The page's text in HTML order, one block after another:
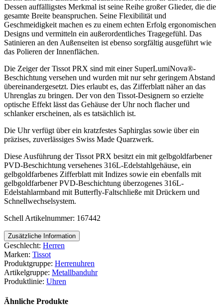
Dessen auffälligstes Merkmal ist seine Reihe großer Glieder, die die
gesamte Breite beanspruchen. Seine Flexibilität und
Geschmeidigkeit machen es zu einem echten Erfolg ergonomischen
Designs und vermitteln ein außerordentliches Tragegefühl. Das
Satinieren an den Außenseiten ist ebenso sorgfältig ausgeführt wie
das Polieren der Innenflächen.
Die Zeiger der Tissot PRX sind mit einer SuperLumiNova®-
Beschichtung versehen und wurden mit nur sehr geringem Abstand
übereinandergesetzt. Dies erlaubt es, das Zifferblatt näher an das
Uhrenglas zu bringen. Der von den Tissot-Designern so erzielte
optische Effekt lässt das Gehäuse der Uhr noch flacher und
schlanker erscheinen, als es tatsächlich ist.
Die Uhr verfügt über ein kratzfestes Saphirglas sowie über ein
präzises, zuverlässiges Swiss Made Quarzwerk.
Diese Ausführung der Tissot PRX besitzt ein mit gelbgoldfarbener
PVD-Beschichtung versehenes 316L-Edelstahlgehäuse, ein
gelbgoldfarbenes Zifferblatt mit Indizes sowie ein ebenfalls mit
gelbgoldfarbener PVD-Beschichtung überzogenes 316L-
Edelstahlarmband mit Butterfly-Faltschließe mit Drückern und
Schnellwechselsystem.
Schell Artikelnummer: 167442
Zusätzliche Information
Geschlecht: Herren
Marken: Tissot
Produktgruppe: Herrenuhren
Artikelgruppe: Metallbanduhr
Produktlinie: Uhren
Ähnliche Produkte